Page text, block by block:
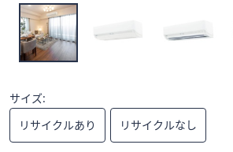
左
右
に
イ
プ
し
サイズ:
リサイクルあり
リサイクルなし